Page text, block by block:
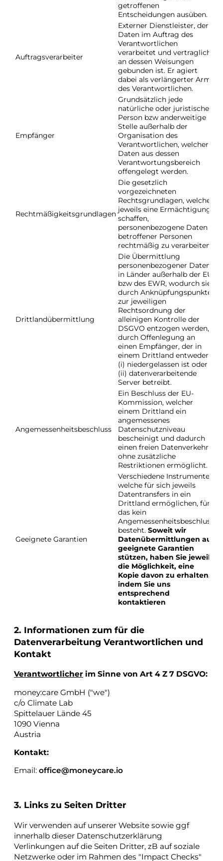
getroffenen
Entscheidungen ausüben.
Auftragsverarbeiter
Externer Dienstleister, der
Daten im Auftrag des
Verantwortlichen
verarbeitet und vertraglich
an dessen Weisungen
gebunden ist. Er agiert
dabei als verlängerter Arm
des Verantwortlichen.
Empfänger
Grundsätzlich jede
natürliche oder juristische
Person bzw anderweitige
Stelle außerhalb der
Organisation des
Verantwortlichen, welcher
Daten aus dessen
Verantwortungsbereich
offengelegt werden.
Rechtmäßigkeitsgrundlagen
Die gesetzlich
vorgezeichneten
Rechtsgrundlagen, welche
jeweils eine Ermächtigung
schaffen,
personenbezogene Daten
betroffener Personen
rechtmäßig zu verarbeiten.
Drittlandübermittlung
Die Übermittlung
personenbezogener Daten
in Länder außerhalb der EU
bzw des EWR, wodurch sie
durch Anknüpfungspunkte
zur jeweiligen
Rechtsordnung der
alleinigen Kontrolle der
DSGVO entzogen werden,
durch Offenlegung an
einen Empfänger, der in
einem Drittland entweder
(i) niedergelassen ist oder
(ii) datenverarbeitende
Server betreibt.
Angemessenheitsbeschluss
Ein Beschluss der EU-
Kommission, welcher
einem Drittland ein
angemessenes
Datenschutzniveau
bescheinigt und dadurch
einen freien Datenverkehr
ohne zusätzliche
Restriktionen ermöglicht.
Geeignete Garantien
Verschiedene Instrumente,
welche für sich jeweils
Datentransfers in ein
Drittland ermöglichen, für
das kein
Angemessenheitsbeschluss
besteht. Soweit wir
Datenübermittlungen auf
geeignete Garantien
stützen, haben Sie jeweils
die Möglichkeit, eine
Kopie davon zu erhalten,
indem Sie uns
entsprechend
kontaktieren
2. Informationen zum für die
Datenverarbeitung Verantwortlichen und
Kontakt
Verantwortlicher im Sinne von Art 4 Z 7 DSGVO:
money:care GmbH ("we")
c/o Climate Lab
Spittelauer Lände 45
1090 Vienna
Austria
Kontakt:
Email: office@moneycare.io
3. Links zu Seiten Dritter
Wir verwenden auf unserer Website sowie ggf
innerhalb dieser Datenschutzerklärung
Verlinkungen auf die Seiten Dritter, zB auf soziale
Netzwerke oder im Rahmen des "Impact Checks"